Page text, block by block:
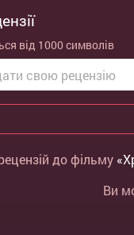
від 1000 символів
до фільму
Ви